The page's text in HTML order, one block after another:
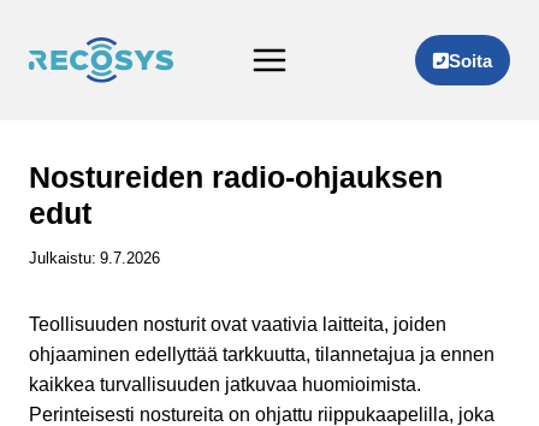
Soita
Nostureiden radio-ohjauksen
edut
Julkaistu: 9.7.2026
Teollisuuden nosturit ovat vaativia laitteita, joiden
ohjaaminen edellyttää tarkkuutta, tilannetajua ja ennen
kaikkea turvallisuuden jatkuvaa huomioimista.
Perinteisesti nostureita on ohjattu riippukaapelilla, joka